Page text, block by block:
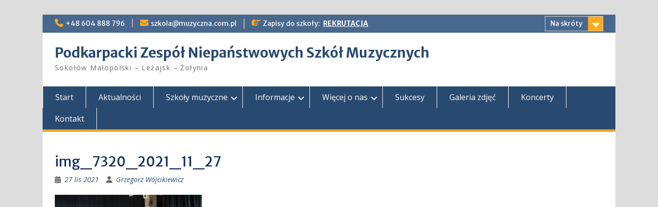
Skip
+48 604 888 796 szkola@muzyczna.com.pl Zapisy do szkoły: REKRUTACJA Na skróty
Podkarpacki Zespół Niepaństwowych Szkół Muzycznych
Sokołów Małopolski – Leżajsk – Żołynia
Start Aktualności Szkoły muzyczne Informacje Więcej o nas Sukcesy Galeria zdjęć
Koncerty
Kontakt
img_7320_2021_11_27
27 lis 2021 Grzegorz Wójcikiewicz